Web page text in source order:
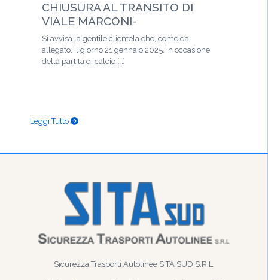
CHIUSURA AL TRANSITO DI
VIALE MARCONI-
Si avvisa la gentile clientela che, come da
allegato, il giorno 21 gennaio 2025, in occasione
della partita di calcio […]
Leggi Tutto
Sicurezza Trasporti Autolinee SITA SUD S.R.L.